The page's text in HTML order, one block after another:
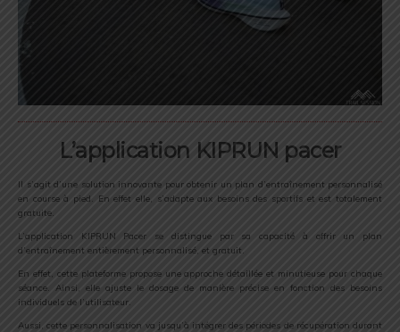
L’application KIPRUN pacer
Il s’agit d’une solution innovante pour obtenir un plan d’entraînement personnalisé
en course à pied. En effet elle, s’adapte aux besoins des sportifs et est totalement
gratuite.
L’application KIPRUN Pacer se distingue par sa capacité à offrir un plan
d’entraînement entièrement personnalisé, et gratuit.
En effet, cette plateforme propose une approche détaillée et minutieuse pour chaque
séance. Ainsi, elle ajuste le dosage de manière précise en fonction des besoins
individuels de l’utilisateur.
Aussi, cette personnalisation va jusqu’à intégrer des périodes de récupération durant